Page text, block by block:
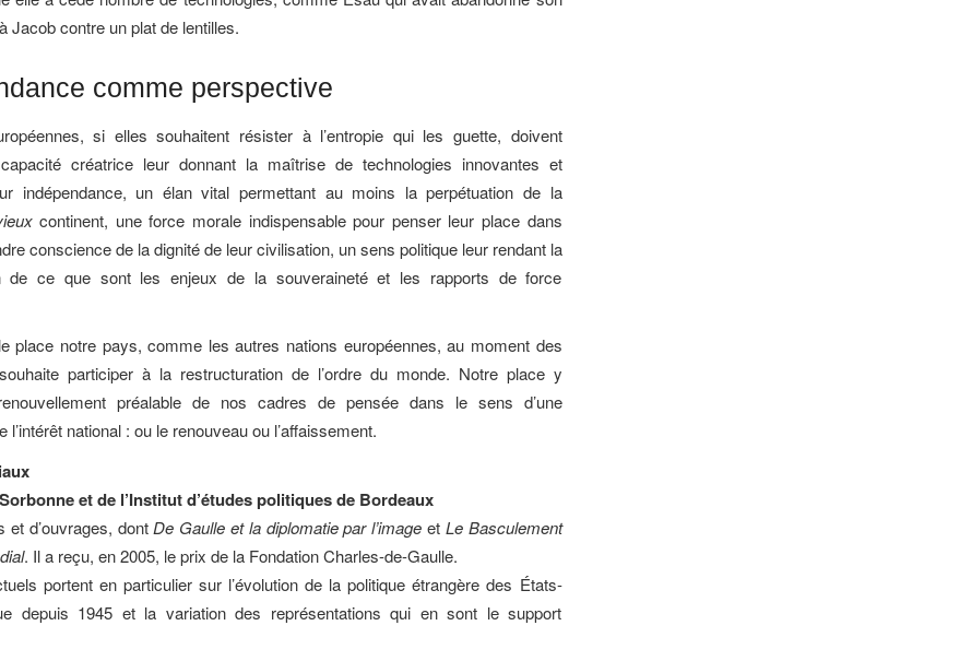
Jacob contre un plat de lentilles.
comme perspective
si elles souhaitent résister à l’entropie qui les guette, doivent
créatrice leur donnant la maîtrise de technologies innovantes et
indépendance, un élan vital permettant au moins la perpétuation de la
continent, une force morale indispensable pour penser leur place dans
conscience de la dignité de leur civilisation, un sens politique leur rendant la
de ce que sont les enjeux de la souveraineté et les rapports de force
place notre pays, comme les autres nations européennes, au moment des
participer à la restructuration de l’ordre du monde. Notre place y
préalable de nos cadres de pensée dans le sens d’une
l’intérêt national : ou le renouveau ou l’affaissement.
et de l’Institut d’études politiques de Bordeaux
et d’ouvrages, dont De Gaulle et la diplomatie par l’image et Le Basculement
. Il a reçu, en 2005, le prix de la Fondation Charles-de-Gaulle.
portent en particulier sur l’évolution de la politique étrangère des États-
depuis 1945 et la variation des représentations qui en sont le support